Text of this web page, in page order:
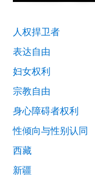
人权捍卫者
表达自由
妇女权利
宗教自由
身心障碍者权利
性倾向与性别认同
西藏
新疆